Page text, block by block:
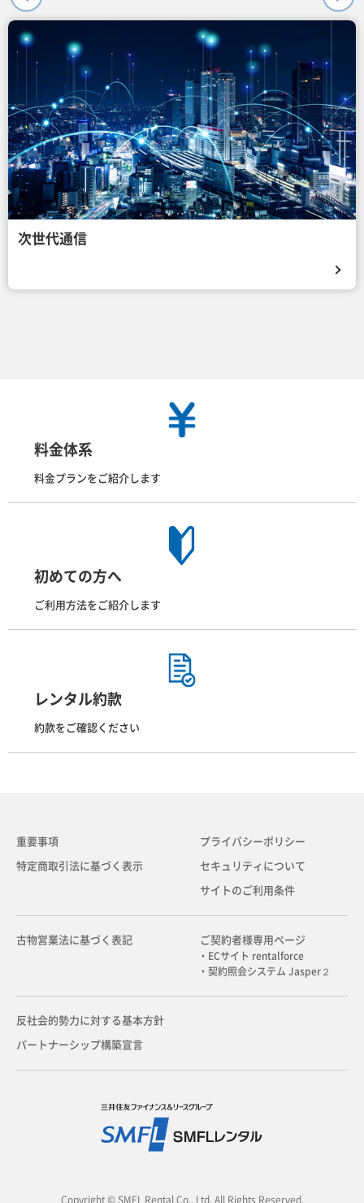
次世代通信
料金体系
料金プランをご紹介します
初めての方へ
ご利用方法をご紹介します
レンタル約款
約款をご確認ください
重要事項
特定商取引法に基づく表示
プライバシーポリシー
セキュリティについて
サイトのご利用条件
古物営業法に基づく表記 ご契約者様専用ページ
・ECサイト rentalforce
・契約照会システム Jasper２
反社会的勢力に対する基本方針
パートナーシップ構築宣言
Copyright © SMFL Rental Co., Ltd. All Rights Reserved.